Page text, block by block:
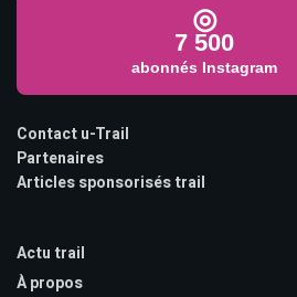
◎
7 500
abonnés Instagram
Contact u-Trail
Partenaires
Articles sponsorisés trail
Actu trail
À propos